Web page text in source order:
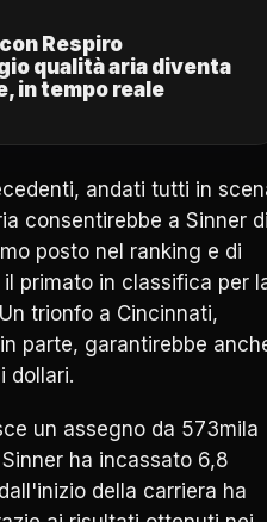
Respiro
qualità aria diventa
in tempo reale
andati tutti in
consentirebbe a Sinner
posto nel ranking e di
primato in classifica per
trionfo a Cincinnati,
parte, garantirebbe
dollari.
un assegno da 573mila
ha incassato 6,8
della carriera ha